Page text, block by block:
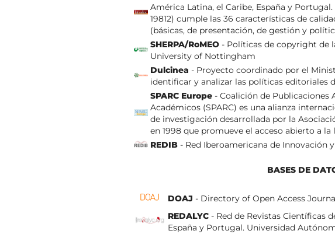
América Latina, el Caribe, España y
19812) cumple las 36 características de
(básicas, de presentación, de gestión y
SHERPA/RoMEO - Políticas de copyright de
University of Nottingham
Dulcinea - Proyecto coordinado por el
identificar y analizar las políticas editoriales
SPARC Europe - Coalición de Publicaciones
Académicos (SPARC) es una alianza
de investigación desarrollada por la
en 1998 que promueve el acceso abierto a
REDIB - Red Iberoamericana de Innovación
BASES DE
DOAJ - Directory of Open Access
REDALYC - Red de Revistas Científicas
España y Portugal. Universidad